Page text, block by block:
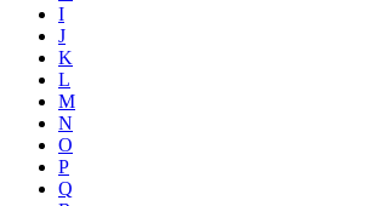
I
J
K
L
M
N
O
P
Q